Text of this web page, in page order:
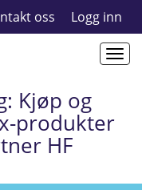
oss Logg inn
Kjøp og
produkter
HF